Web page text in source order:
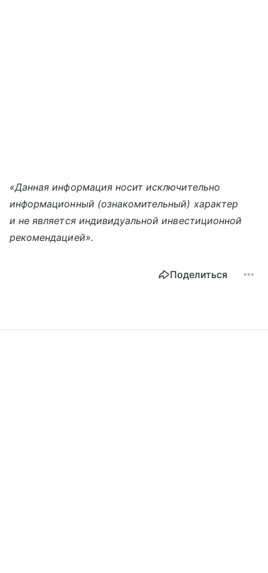
«Данная информация носит исключительно
информационный (ознакомительный) характер
и не является индивидуальной инвестиционной
рекомендацией».
Поделиться